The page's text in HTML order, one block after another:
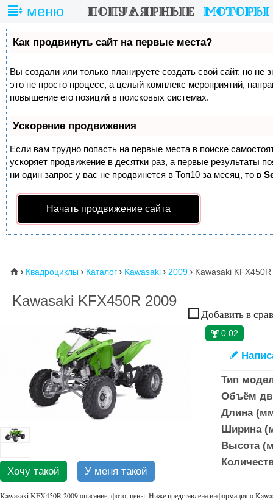
меню
Как продвинуть сайт на первые места?
Вы создали или только планируете создать свой сайт, но не
это не просто процесс, а целый комплекс мероприятий,
повышение его позиций в поисковых системах.
Ускорение продвижения
Если вам трудно попасть на первые места в поиске
ускоряет продвижение в десятки раз, а первые результаты
ни один запрос у вас не продвинется в Топ10 за месяц, то в
Начать продвижение сайта
⌂  Квадроциклы  Каталог  Kawasaki  2009  Kawasaki
Kawasaki KFX450R 2009
Добавить в
Хочу такой У меня такой
🏆 0.02
✎
Тип
Объём
Длина
Ширина
Высота
Kawasaki KFX450R 2009 описание, фото, цены. Ниже представлена информация о